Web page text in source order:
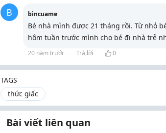
B bincuame
Bé nhà mình được 21 tháng rồi. Từ nhỏ
hôm tuần trước mình cho bé đi nhà trẻ
20 năm trước Trả lời 0
TAGS
thức giấc
Bài viết liên quan